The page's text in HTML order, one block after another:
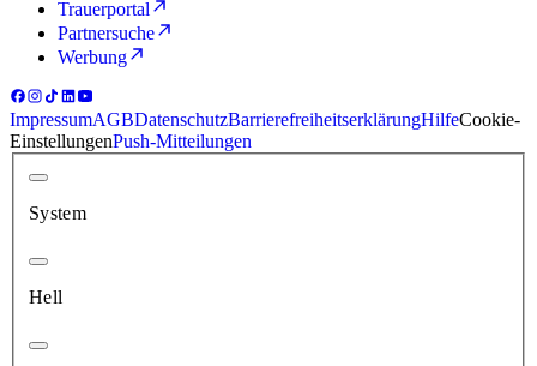
Trauerportal
Partnersuche
Werbung
ImpressumAGBDatenschutzBarrierefreiheitserklärungHilfeCookie-
EinstellungenPush-Mitteilungen
System
Hell